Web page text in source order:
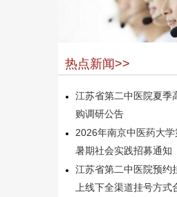
热点新闻>>
江苏省第二中医院夏季
购调研公告
2026年南京中医药大
暑期社会实践招募通知
江苏省第二中医院预约
上线下全渠道挂号方式